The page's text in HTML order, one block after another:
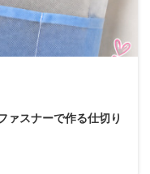
ァスナーで作る仕切り